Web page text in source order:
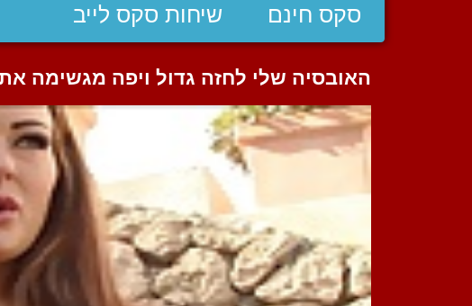
סקס חינם שיחות סקס לייב
האובסיה שלי לחזה גדול ויפה מגשימה